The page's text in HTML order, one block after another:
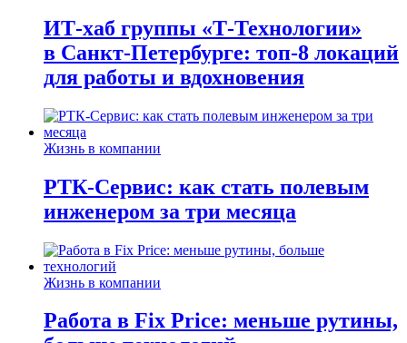
ИТ-хаб группы «Т-Технологии»
в Санкт-Петербурге: топ-8 локаций
для работы и вдохновения
Жизнь в компании
РТК-Сервис: как стать полевым
инженером за три месяца
Жизнь в компании
Работа в Fix Price: меньше рутины,